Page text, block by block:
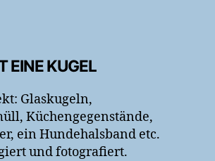
EINE KUGEL
Glaskugeln,
Küchengegenstände,
ein Hundehalsband etc.
und fotografiert.